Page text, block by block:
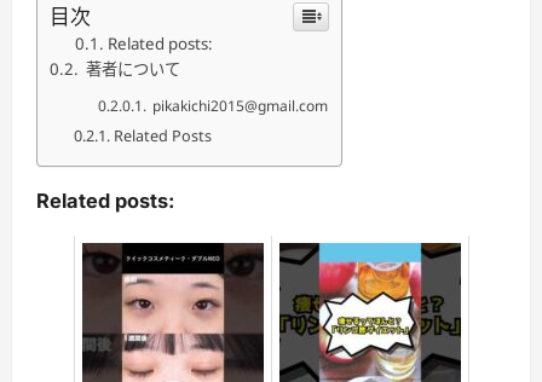
目次
Related posts:
著者について
pikakichi2015@gmail.com
Related Posts
Related posts: